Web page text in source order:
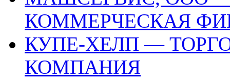
КОММЕРЧЕСКАЯ
КУПЕ-ХЕЛП —
КОМПАНИЯ